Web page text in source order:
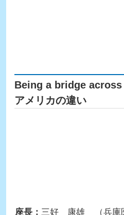
Being a bridge
アメリカの違い
座長： 三好 康雄
（兵